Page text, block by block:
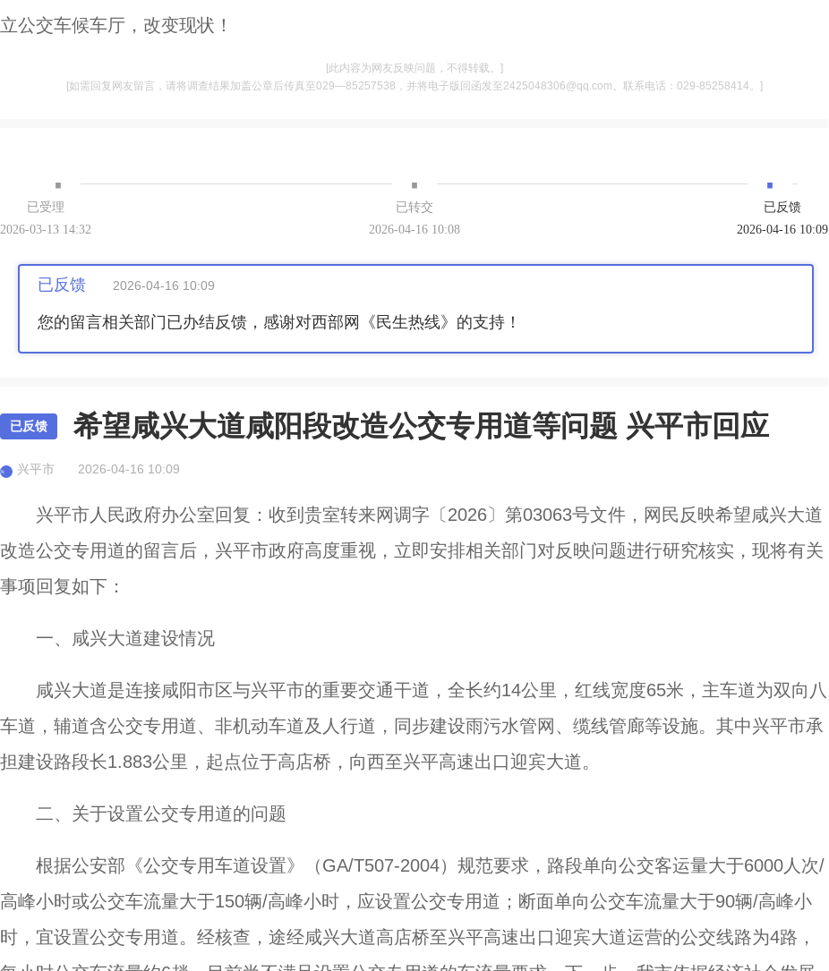
立公交车候车厅，改变现状！
[此内容为网友反映问题，不得转载。]
[如需回复网友留言，请将调查结果加盖公章后传真至029—85257538，并将电子版回函发至2425048306@qq.com。联系电话：029-85258414。]
· · ·
已受理
2026-03-13 14:32
已转交
2026-04-16 10:08
已反馈
2026-04-16 10:09
已反馈 2026-04-16 10:09
您的留言相关部门已办结反馈，感谢对西部网《民生热线》的支持！
已反馈 希望咸兴大道咸阳段改造公交专用道等问题 兴平市回应
兴 兴平市 2026-04-16 10:09
兴平市人民政府办公室回复：收到贵室转来网调字〔2026〕第03063号文件，网民反映希望咸兴大道
改造公交专用道的留言后，兴平市政府高度重视，立即安排相关部门对反映问题进行研究核实，现将有关
事项回复如下：
一、咸兴大道建设情况
咸兴大道是连接咸阳市区与兴平市的重要交通干道，全长约14公里，红线宽度65米，主车道为双向八
车道，辅道含公交专用道、非机动车道及人行道，同步建设雨污水管网、缆线管廊等设施。其中兴平市承
担建设路段长1.883公里，起点位于高店桥，向西至兴平高速出口迎宾大道。
二、关于设置公交专用道的问题
根据公安部《公交专用车道设置》（GA/T507-2004）规范要求，路段单向公交客运量大于6000人次/
高峰小时或公交车流量大于150辆/高峰小时，应设置公交专用道；断面单向公交车流量大于90辆/高峰小
时，宜设置公交专用道。经核查，途经咸兴大道高店桥至兴平高速出口迎宾大道运营的公交线路为4路，